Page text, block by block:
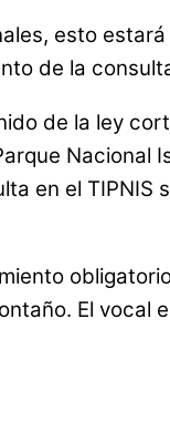
esto
de la
de la ley
en el
El vocal